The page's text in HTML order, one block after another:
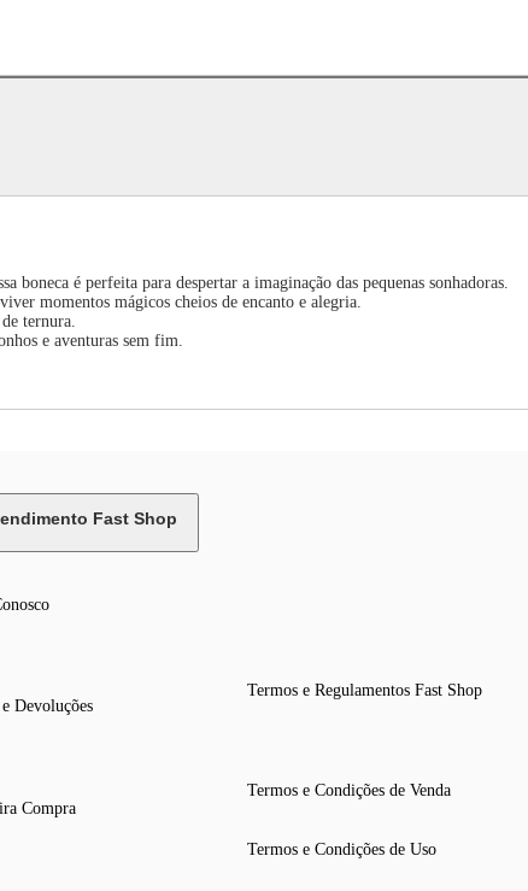
é perfeita para despertar a imaginação das pequenas sonhadoras.
momentos mágicos cheios de encanto e alegria.
ternura.
e aventuras sem fim.
Fast Shop
Devoluções
Compra
Termos e Regulamentos Fast Shop
Termos e Condições de Venda
Termos e Condições de Uso